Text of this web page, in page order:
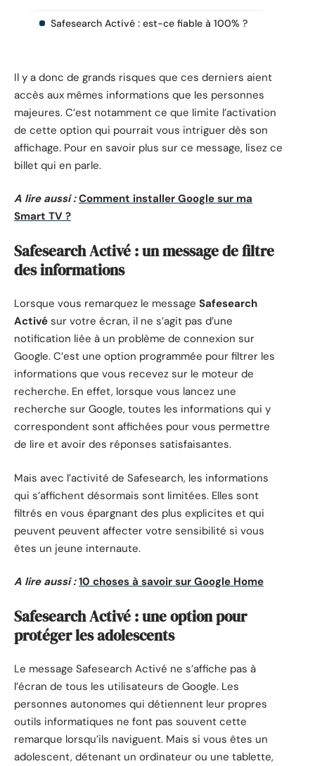
Safesearch Activé : est-ce fiable à 100% ?
Il y a donc de grands risques que ces derniers aient
accès aux mêmes informations que les personnes
majeures. C’est notamment ce que limite l’activation
de cette option qui pourrait vous intriguer dès son
affichage. Pour en savoir plus sur ce message, lisez ce
billet qui en parle.
A lire aussi : Comment installer Google sur ma
Smart TV ?
Safesearch Activé : un message de filtre
des informations
Lorsque vous remarquez le message Safesearch
Activé sur votre écran, il ne s’agit pas d’une
notification liée à un problème de connexion sur
Google. C’est une option programmée pour filtrer les
informations que vous recevez sur le moteur de
recherche. En effet, lorsque vous lancez une
recherche sur Google, toutes les informations qui y
correspondent sont affichées pour vous permettre
de lire et avoir des réponses satisfaisantes.
Mais avec l’activité de Safesearch, les informations
qui s’affichent désormais sont limitées. Elles sont
filtrés en vous épargnant des plus explicites et qui
peuvent peuvent affecter votre sensibilité si vous
êtes un jeune internaute.
A lire aussi : 10 choses à savoir sur Google Home
Safesearch Activé : une option pour
protéger les adolescents
Le message Safesearch Activé ne s’affiche pas à
l’écran de tous les utilisateurs de Google. Les
personnes autonomes qui détiennent leur propres
outils informatiques ne font pas souvent cette
remarque lorsqu’ils naviguent. Mais si vous êtes un
adolescent, détenant un ordinateur ou une tablette,